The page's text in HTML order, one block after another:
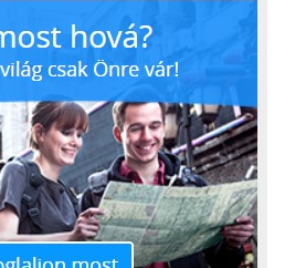
sem, a gyári Google
előadók és lejátszási
a kedvenc számainkat.
azonban egy külön
Üzemidő
taglaló részben is
Q111M SIM foglalattal is